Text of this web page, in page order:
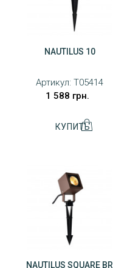
NAUTILUS 10
Артикул: T05414
1 588 грн.
NAUTILUS SQUARE BR